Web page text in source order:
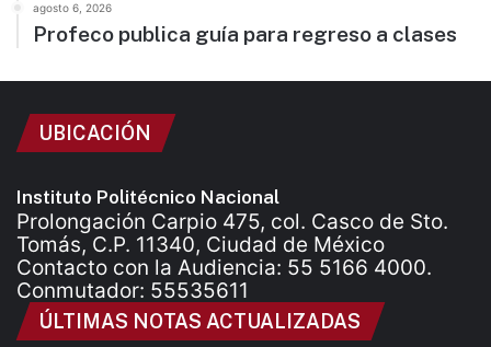
agosto 6, 2026
Profeco publica guía para regreso a clases
UBICACIÓN
Instituto Politécnico Nacional
Prolongación Carpio 475, col. Casco de Sto.
Tomás, C.P. 11340, Ciudad de México
Contacto con la Audiencia: 55 5166 4000.
Conmutador: 55535611
ÚLTIMAS NOTAS ACTUALIZADAS